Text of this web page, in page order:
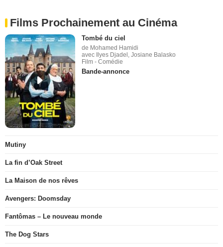
Films Prochainement au Cinéma
Tombé du ciel
de Mohamed Hamidi
avec Ilyes Djadel, Josiane Balasko
Film - Comédie
Bande-annonce
Mutiny
La fin d’Oak Street
La Maison de nos rêves
Avengers: Doomsday
Fantômas – Le nouveau monde
The Dog Stars